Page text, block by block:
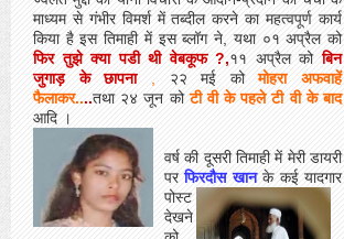
माध्यम से गंभीर विमर्श में तब्दील करने का महत्वपूर्ण कार्य
किया है इस तिमाही में इस ब्लॉग ने, यथा ०१ अप्रैल को
फिर तुझे क्या पडी थी वेबकूफ ?,११ अप्रैल कोबिन
जुगाड़ के छापना, २२ मई कोमोहरा अफवाहें
फैलाकर....तथा २४ जून कोटी वी के पहले टी वी के बाद
आदि ।
वर्ष की दूसरी तिमाही में मेरी डायरी
परफिरदौस खानके कईयादगार
पोस्ट
देखने